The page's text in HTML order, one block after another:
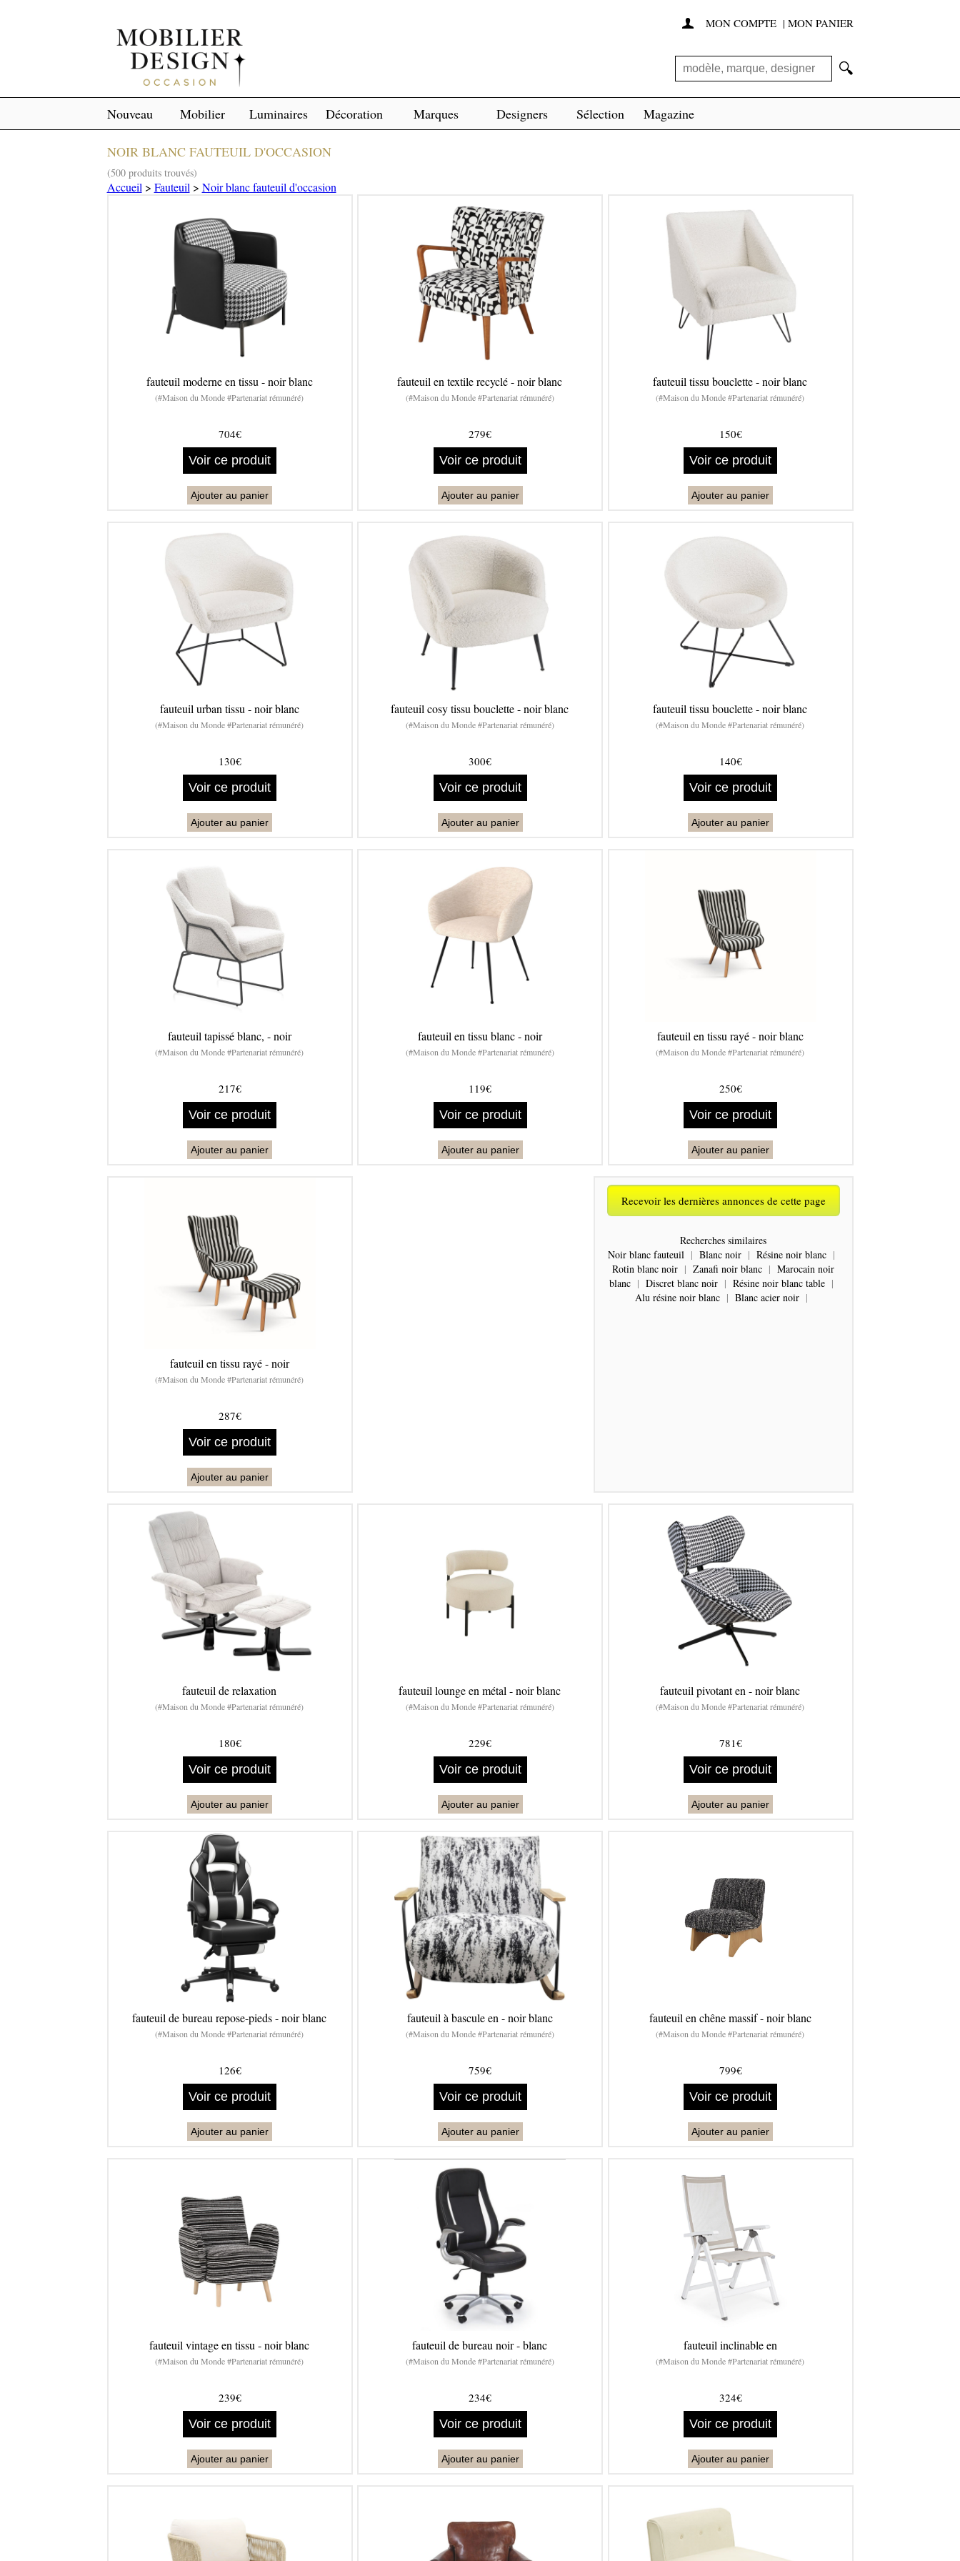
 MON COMPTE | MON PANIER
🔍
Nouveau Mobilier Luminaires Décoration Marques Designers Sélection Magazine
NOIR BLANC FAUTEUIL D'OCCASION
(500 produits trouvés)
Accueil> Fauteuil> Noir blanc fauteuil d'occasion
fauteuil moderne en tissu - noir blanc
(#Maison du Monde #Partenariat rémunéré)
704€
Voir ce produit
Ajouter au panier
fauteuil en textile recyclé - noir blanc
(#Maison du Monde #Partenariat rémunéré)
279€
Voir ce produit
Ajouter au panier
fauteuil tissu bouclette - noir blanc
(#Maison du Monde #Partenariat rémunéré)
150€
Voir ce produit
Ajouter au panier
fauteuil urban tissu - noir blanc
(#Maison du Monde #Partenariat rémunéré)
130€
Voir ce produit
Ajouter au panier
fauteuil cosy tissu bouclette - noir blanc
(#Maison du Monde #Partenariat rémunéré)
300€
Voir ce produit
Ajouter au panier
fauteuil tissu bouclette - noir blanc
(#Maison du Monde #Partenariat rémunéré)
140€
Voir ce produit
Ajouter au panier
fauteuil tapissé blanc, - noir
(#Maison du Monde #Partenariat rémunéré)
217€
Voir ce produit
Ajouter au panier
fauteuil en tissu blanc - noir
(#Maison du Monde #Partenariat rémunéré)
119€
Voir ce produit
Ajouter au panier
fauteuil en tissu rayé - noir blanc
(#Maison du Monde #Partenariat rémunéré)
250€
Voir ce produit
Ajouter au panier
fauteuil en tissu rayé - noir
(#Maison du Monde #Partenariat rémunéré)
287€
Voir ce produit
Ajouter au panier
Recevoir les dernières annonces de cette page
Recherches similaires
Noir blanc fauteuil | Blanc noir | Résine noir blanc |
Rotin blanc noir | Zanafi noir blanc | Marocain noir
blanc | Discret blanc noir | Résine noir blanc table |
Alu résine noir blanc | Blanc acier noir |
fauteuil de relaxation
(#Maison du Monde #Partenariat rémunéré)
180€
Voir ce produit
Ajouter au panier
fauteuil lounge en métal - noir blanc
(#Maison du Monde #Partenariat rémunéré)
229€
Voir ce produit
Ajouter au panier
fauteuil pivotant en - noir blanc
(#Maison du Monde #Partenariat rémunéré)
781€
Voir ce produit
Ajouter au panier
fauteuil de bureau repose-pieds - noir blanc
(#Maison du Monde #Partenariat rémunéré)
126€
Voir ce produit
Ajouter au panier
fauteuil à bascule en - noir blanc
(#Maison du Monde #Partenariat rémunéré)
759€
Voir ce produit
Ajouter au panier
fauteuil en chêne massif - noir blanc
(#Maison du Monde #Partenariat rémunéré)
799€
Voir ce produit
Ajouter au panier
fauteuil vintage en tissu - noir blanc
(#Maison du Monde #Partenariat rémunéré)
239€
Voir ce produit
Ajouter au panier
fauteuil de bureau noir - blanc
(#Maison du Monde #Partenariat rémunéré)
234€
Voir ce produit
Ajouter au panier
fauteuil inclinable en
(#Maison du Monde #Partenariat rémunéré)
324€
Voir ce produit
Ajouter au panier